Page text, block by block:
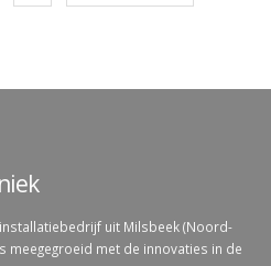
uit Milsbeek (Noord-
meegegroeid met de innovaties in de